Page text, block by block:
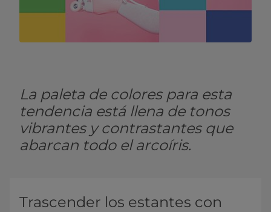
La paleta de colores para esta
tendencia está llena de tonos
vibrantes y contrastantes que
abarcan todo el arcoíris.
Trascender los estantes con